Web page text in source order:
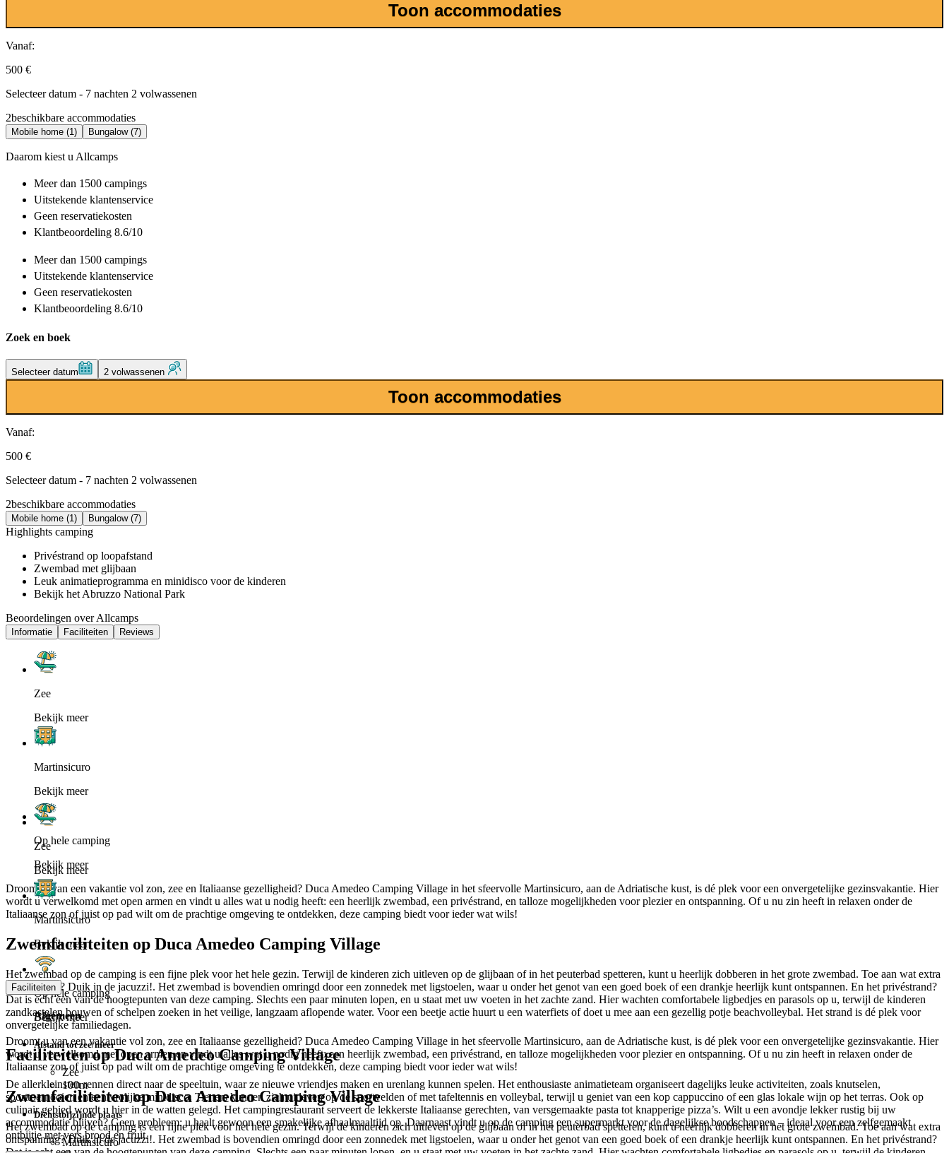
Toon accommodaties
Vanaf:
500 €
Selecteer datum - 7 nachten 2 volwassenen
2beschikbare accommodaties
Mobile home (1) Bungalow (7)
Daarom kiest u Allcamps
Meer dan 1500 campings
Uitstekende klantenservice
Geen reservatiekosten
Klantbeoordeling 8.6/10
Meer dan 1500 campings
Uitstekende klantenservice
Geen reservatiekosten
Klantbeoordeling 8.6/10
Zoek en boek
Selecteer datum 2 volwassenen
Toon accommodaties
Vanaf:
500 €
Selecteer datum - 7 nachten 2 volwassenen
2beschikbare accommodaties
Mobile home (1) Bungalow (7)
Highlights camping
Privéstrand op loopafstand
Zwembad met glijbaan
Leuk animatieprogramma en minidisco voor de kinderen
Bekijk het Abruzzo National Park
Beoordelingen over Allcamps
Informatie Faciliteiten Reviews
Zee
Bekijk meer
Martinsicuro
Bekijk meer
Op hele camping
Bekijk meer
Droomt u van een vakantie vol zon, zee en Italiaanse gezelligheid? Duca Amedeo Camping Village in het sfeervolle Martinsicuro, aan de Adriatische kust, is dé plek voor een onvergetelijke gezinsvakantie. Hier
wordt u verwelkomd met open armen en vindt u alles wat u nodig heeft: een heerlijk zwembad, een privéstrand, en talloze mogelijkheden voor plezier en ontspanning. Of u nu zin heeft in relaxen onder de
Italiaanse zon of juist op pad wilt om de prachtige omgeving te ontdekken, deze camping biedt voor ieder wat wils!
Zwemfaciliteiten op Duca Amedeo Camping Village
Het zwembad op de camping is een fijne plek voor het hele gezin. Terwijl de kinderen zich uitleven op de glijbaan of in het peuterbad spetteren, kunt u heerlijk dobberen in het grote zwembad. Toe aan wat extra
ontspanning? Duik in de jacuzzi!. Het zwembad is bovendien omringd door een zonnedek met ligstoelen, waar u onder het genot van een goed boek of een drankje heerlijk kunt ontspannen. En het privéstrand?
Dat is echt een van de hoogtepunten van deze camping. Slechts een paar minuten lopen, en u staat met uw voeten in het zachte zand. Hier wachten comfortabele ligbedjes en parasols op u, terwijl de kinderen
zandkastelen bouwen of schelpen zoeken in het veilige, langzaam aflopende water. Voor een beetje actie huurt u een waterfiets of doet u mee aan een gezellig potje beachvolleybal. Het strand is dé plek voor
onvergetelijke familiedagen.
Faciliteiten op Duca Amedeo Camping Village
De allerkleinsten rennen direct naar de speeltuin, waar ze nieuwe vriendjes maken en urenlang kunnen spelen. Het enthousiaste animatieteam organiseert dagelijks leuke activiteiten, zoals knutselen,
sporttoernooien en een vrolijke minidisco. Tieners kunnen zich uitleven op de sportvelden of met tafeltennis en volleybal, terwijl u geniet van een kop cappuccino of een glas lokale wijn op het terras. Ook op
culinair gebied wordt u hier in de watten gelegd. Het campingrestaurant serveert de lekkerste Italiaanse gerechten, van versgemaakte pasta tot knapperige pizza’s. Wilt u een avondje lekker rustig bij uw
accommodatie blijven? Geen probleem: u haalt gewoon een smakelijke afhaalmaaltijd op. Daarnaast vindt u op de camping een supermarkt voor de dagelijkse boodschappen – ideaal voor een zelfgemaakt
ontbijtje met vers brood en fruit.
Zee
Bekijk meer
Martinsicuro
Bekijk meer
Op hele camping
Bekijk meer
Droomt u van een vakantie vol zon, zee en Italiaanse gezelligheid? Duca Amedeo Camping Village in het sfeervolle Martinsicuro, aan de Adriatische kust, is dé plek voor een onvergetelijke gezinsvakantie. Hier
wordt u verwelkomd met open armen en vindt u alles wat u nodig heeft: een heerlijk zwembad, een privéstrand, en talloze mogelijkheden voor plezier en ontspanning. Of u nu zin heeft in relaxen onder de
Italiaanse zon of juist op pad wilt om de prachtige omgeving te ontdekken, deze camping biedt voor ieder wat wils!
Zwemfaciliteiten op Duca Amedeo Camping Village
Het zwembad op de camping is een fijne plek voor het hele gezin. Terwijl de kinderen zich uitleven op de glijbaan of in het peuterbad spetteren, kunt u heerlijk dobberen in het grote zwembad. Toe aan wat extra
ontspanning? Duik in de jacuzzi!. Het zwembad is bovendien omringd door een zonnedek met ligstoelen, waar u onder het genot van een goed boek of een drankje heerlijk kunt ontspannen. En het privéstrand?
Faciliteiten
Algemeen
Afstand tot zee/meer
Zee
100m
Dichtstbijzijnde plaats
Martinsicuro